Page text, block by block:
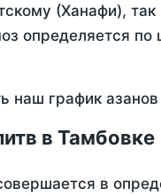
(Ханафи),
определяется
наш график
в Тамбовке
в